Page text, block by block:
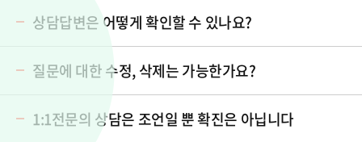
상담답변은 어떻게 확인할 수 있나요?
질문에 대한 수정, 삭제는 가능한가요?
1:1전문의 상담은 조언일 뿐 확진은 아닙니다